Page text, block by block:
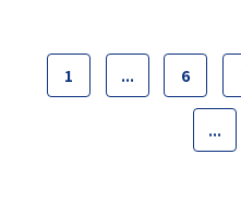
1 ... 6
...